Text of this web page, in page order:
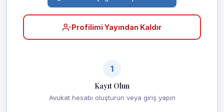
Profilimi Yayından Kaldır
1
Kayıt Olun
Avukat hesabı oluşturun veya giriş yapın